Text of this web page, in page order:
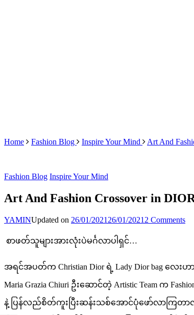
Home Fashion Blog Inspire Your Mind Art And
Fashion Blog Inspire Your Mind
Art And Fashion Crossover in
YAMINUpdated on 26/01/2021 26/01/2021 2 Commentson
in
စာဖတ်သူများအားလုံးပဲမင်္ဂလာပါရှင်…
အရင်အပတ်က Christian Dior ရဲ့ Lady Dior bag လေး
Maria Grazia Chiuri ဦးဆောင်တဲ့ Artistic Team က
နဲ့ ပြန်လည်စိတ်ကူးပြီးဆန်းသစ်အောင်ပုံဖော်လာကြတာလဲ